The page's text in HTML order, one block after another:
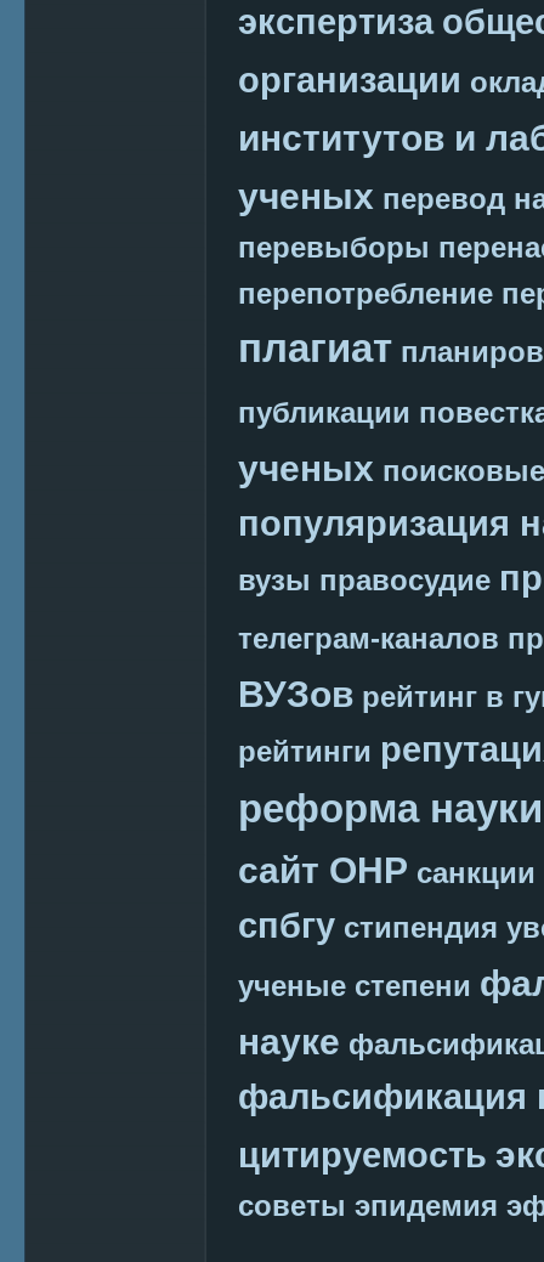
экспертиза
организации
институтов и
ученых перевод
перевыборы
перепотребление
плагиат
публикации
ученых
популяризация
вузы правосудие
телеграм-каналов
ВУЗов рейтинг в
рейтинги
реформа науки
сайт ОНР санкции
спбгу стипендия
ученые степени
науке
фальсификация
цитируемость
советы эпидемия